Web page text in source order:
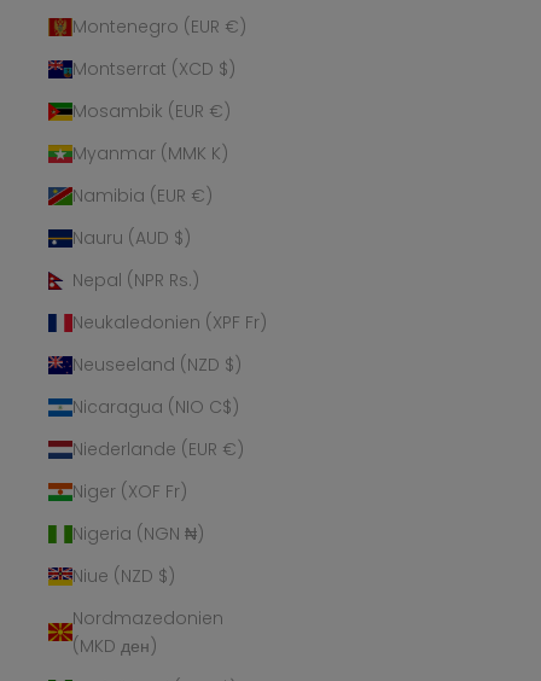
Montenegro (EUR €)
Montserrat (XCD $)
Mosambik (EUR €)
Myanmar (MMK K)
Namibia (EUR €)
Nauru (AUD $)
Nepal (NPR Rs.)
Neukaledonien (XPF Fr)
Neuseeland (NZD $)
Nicaragua (NIO C$)
Niederlande (EUR €)
Niger (XOF Fr)
Nigeria (NGN ₦)
Niue (NZD $)
Nordmazedonien
(MKD ден)